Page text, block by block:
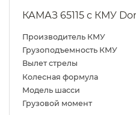
КАМАЗ 65115 с КМУ
Производитель КМУ
Грузоподъемность КМУ
Вылет стрелы
Колесная формула
Модель шасси
Грузовой момент